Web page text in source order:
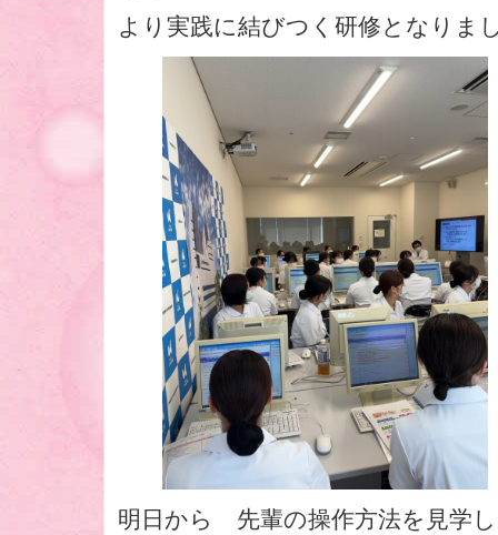
より実践に結びつく研修となりま
明日から 先輩の操作方法を見学